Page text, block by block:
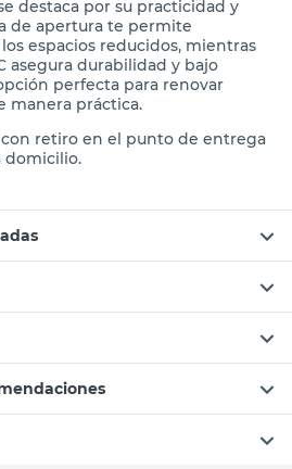
destaca por su practicidad y
de apertura te permite
espacios reducidos, mientras
asegura durabilidad y bajo
perfecta para renovar
manera práctica.
retiro en el punto de entrega
domicilio.